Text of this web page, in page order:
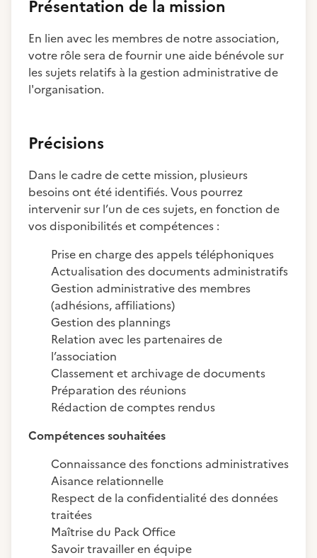
Présentation de la mission
En lien avec les membres de notre association,
votre rôle sera de fournir une aide bénévole sur
les sujets relatifs à la gestion administrative de
l'organisation.
Précisions
Dans le cadre de cette mission, plusieurs
besoins ont été identifiés. Vous pourrez
intervenir sur l’un de ces sujets, en fonction de
vos disponibilités et compétences :
Prise en charge des appels téléphoniques
Actualisation des documents administratifs
Gestion administrative des membres
(adhésions, affiliations)
Gestion des plannings
Relation avec les partenaires de
l’association
Classement et archivage de documents
Préparation des réunions
Rédaction de comptes rendus
Compétences souhaitées
Connaissance des fonctions administratives
Aisance relationnelle
Respect de la confidentialité des données
traitées
Maîtrise du Pack Office
Savoir travailler en équipe